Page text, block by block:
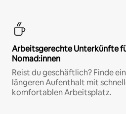
Arbeitsgerechte Unterkünfte
Nomad:innen
Reist du geschäftlich? Finde
längeren Aufenthalt mit
komfortablen Arbeitsplatz.